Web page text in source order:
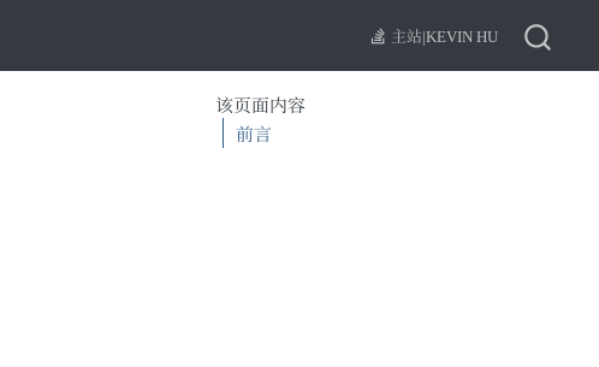
主站|KEVIN HU
该页面内容
前言